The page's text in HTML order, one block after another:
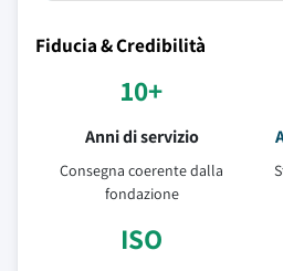
Fiducia & Credibilità
10+
Anni di servizio
Consegna coerente dalla
fondazione
ISO